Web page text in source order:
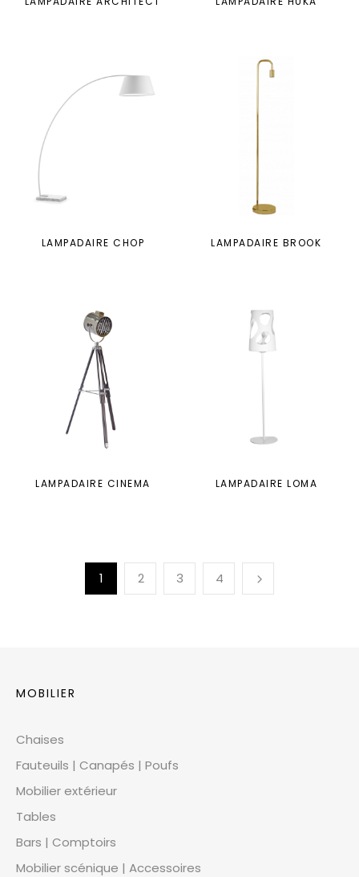
LAMPADAIRE CHOP LAMPADAIRE BROOK
LAMPADAIRE CINEMA LAMPADAIRE LOMA
1 2 3 4
MOBILIER
Chaises
Fauteuils | Canapés | Poufs
Mobilier extérieur
Tables
Bars | Comptoirs
Mobilier scénique | Accessoires